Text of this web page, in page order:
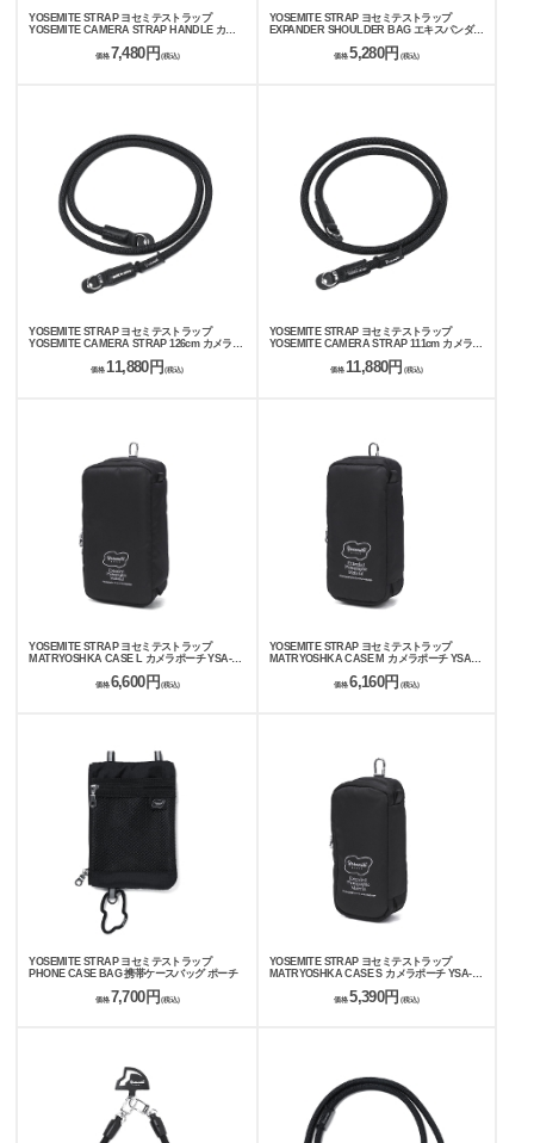
YOSEMITE STRAP ヨセミテストラップ
YOSEMITE CAMERA STRAP HANDLE カメ
価格 7,480円 (税込)
YOSEMITE STRAP ヨセミテストラップ
EXPANDER SHOULDER BAG エキスパンダー
価格5,280円 (税込)
YOSEMITE STRAP ヨセミテストラップ
YOSEMITE CAMERA STRAP 126cm カメラス
価格 11,880円 (税込)
YOSEMITE STRAP ヨセミテストラップ
YOSEMITE CAMERA STRAP 111cm カメラス
価格11,880円 (税込)
YOSEMITE STRAP ヨセミテストラップ
MATRYOSHKA CASE L カメラポーチ YSA-
価格 6,600円 (税込)
YOSEMITE STRAP ヨセミテストラップ
MATRYOSHKA CASE M カメラポーチ YSA-
価格6,160円 (税込)
YOSEMITE STRAP ヨセミテストラップ
PHONE CASE BAG 携帯ケースバッグ ポーチ
価格 7,700円(税込)
YOSEMITE STRAP ヨセミテストラップ
MATRYOSHKA CASE S カメラポーチ YSA-
価格5,390円 (税込)